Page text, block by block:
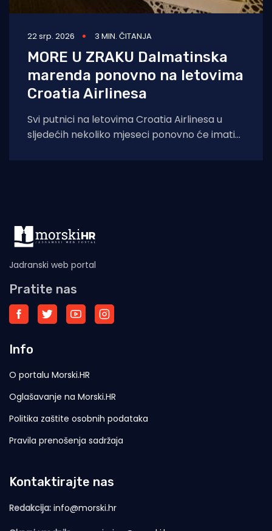
22 srp. 2026 3 MIN. ČITANJA
MORE U ZRAKU Dalmatinska
marenda ponovno na letovima
Croatia Airlinesa
Svi putnici na letovima Croatia Airlinesa u
sljedećih nekoliko mjeseci ponovno će imati
Jadranski web portal
Pratite nas
Info
O portalu Morski.HR
Oglašavanje na Morski.HR
Politika zaštite osobnih podataka
Pravila prenošenja sadržaja
Kontaktirajte nas
Redakcija: info@morski.hr